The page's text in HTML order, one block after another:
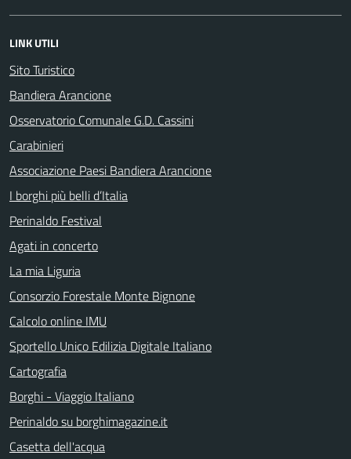
LINK UTILI
Sito Turistico
Bandiera Arancione
Osservatorio Comunale G.D. Cassini
Carabinieri
Associazione Paesi Bandiera Arancione
I borghi più belli d’Italia
Perinaldo Festival
Agati in concerto
La mia Liguria
Consorzio Forestale Monte Bignone
Calcolo online IMU
Sportello Unico Edilizia Digitale Italiano
Cartografia
Borghi - Viaggio Italiano
Perinaldo su borghimagazine.it
Casetta dell'acqua